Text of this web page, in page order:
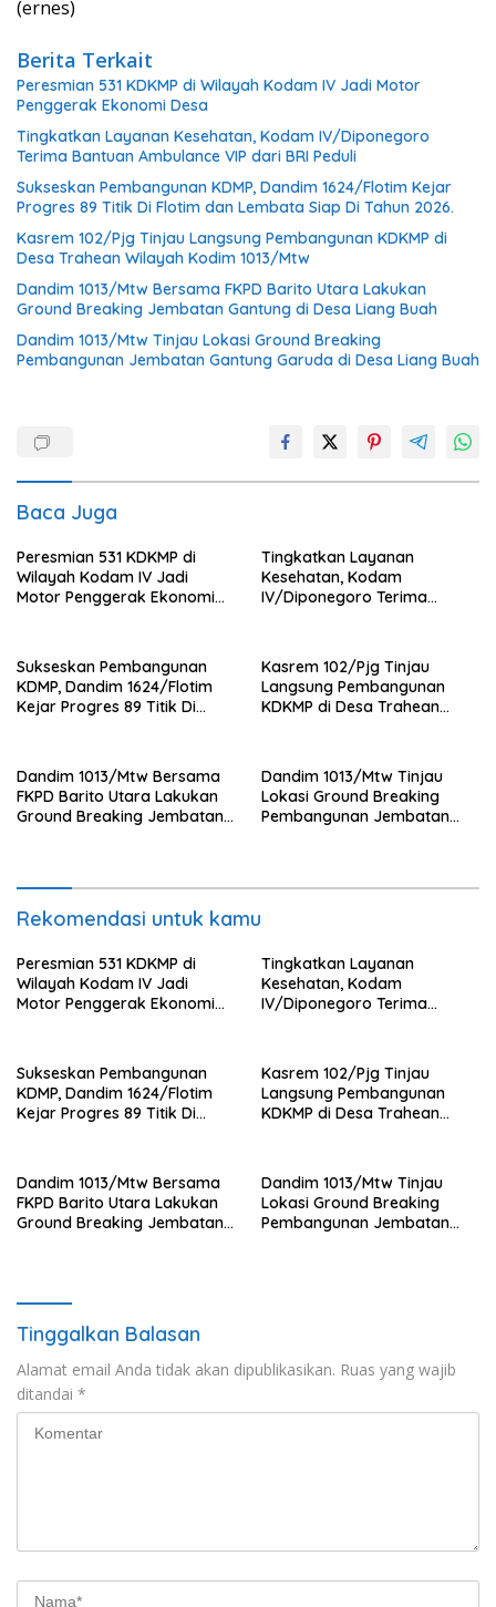
(ernes)
Berita Terkait
Peresmian 531 KDKMP di Wilayah Kodam IV Jadi Motor
Penggerak Ekonomi Desa
Tingkatkan Layanan Kesehatan, Kodam IV/Diponegoro
Terima Bantuan Ambulance VIP dari BRI Peduli
Sukseskan Pembangunan KDMP, Dandim 1624/Flotim Kejar
Progres 89 Titik Di Flotim dan Lembata Siap Di Tahun 2026.
Kasrem 102/Pjg Tinjau Langsung Pembangunan KDKMP di
Desa Trahean Wilayah Kodim 1013/Mtw
Dandim 1013/Mtw Bersama FKPD Barito Utara Lakukan
Ground Breaking Jembatan Gantung di Desa Liang Buah
Dandim 1013/Mtw Tinjau Lokasi Ground Breaking
Pembangunan Jembatan Gantung Garuda di Desa Liang Buah
Baca Juga
Peresmian 531 KDKMP di
Wilayah Kodam IV Jadi
Motor Penggerak Ekonomi
Tingkatkan Layanan
Kesehatan, Kodam
IV/Diponegoro Terima
Sukseskan Pembangunan
KDMP, Dandim 1624/Flotim
Kejar Progres 89 Titik Di
Kasrem 102/Pjg Tinjau
Langsung Pembangunan
KDKMP di Desa Trahean
Dandim 1013/Mtw Bersama
FKPD Barito Utara Lakukan
Ground Breaking Jembatan
Dandim 1013/Mtw Tinjau
Lokasi Ground Breaking
Pembangunan Jembatan
Rekomendasi untuk kamu
Peresmian 531 KDKMP di
Wilayah Kodam IV Jadi
Motor Penggerak Ekonomi
Tingkatkan Layanan
Kesehatan, Kodam
IV/Diponegoro Terima
Sukseskan Pembangunan
KDMP, Dandim 1624/Flotim
Kejar Progres 89 Titik Di
Kasrem 102/Pjg Tinjau
Langsung Pembangunan
KDKMP di Desa Trahean
Dandim 1013/Mtw Bersama
FKPD Barito Utara Lakukan
Ground Breaking Jembatan
Dandim 1013/Mtw Tinjau
Lokasi Ground Breaking
Pembangunan Jembatan
Tinggalkan Balasan
Alamat email Anda tidak akan dipublikasikan. Ruas yang wajib
ditandai *